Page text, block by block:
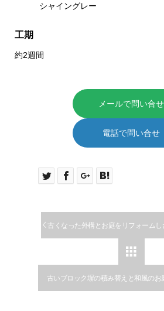
シャイングレー
工期
約2週間
メールで問い合せ
電話で問い合せ
古くなった外構とお庭をリフォームし

古いブロック塀の積み替えと和風のお